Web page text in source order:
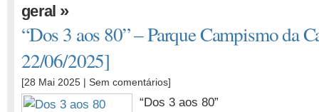
geral »
“Dos 3 aos 80” – Parque Campismo da
22/06/2025]
[28 Mai 2025 | Sem comentários]
“Dos 3 aos 80”